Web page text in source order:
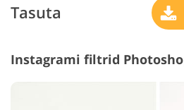
Tasuta